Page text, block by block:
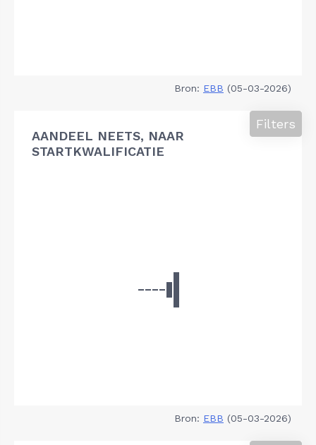
Bron: EBB (05-03-2026)
AANDEEL NEETS, NAAR
STARTKWALIFICATIE
Filters
Bron: EBB (05-03-2026)